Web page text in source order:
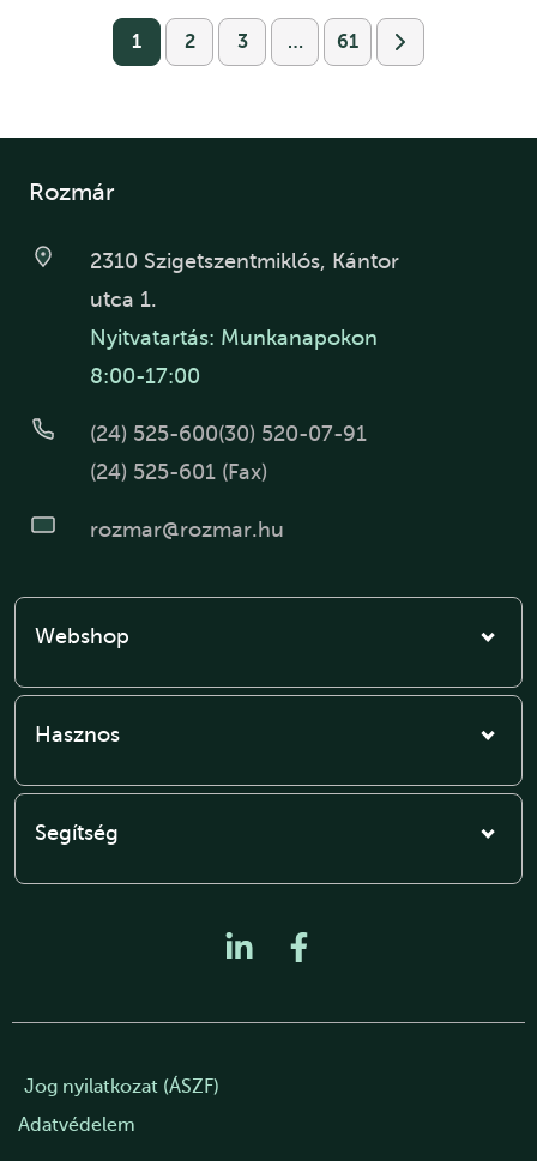
1 2 3 … 61
Rozmár
2310 Szigetszentmiklós, Kántor
utca 1.
Nyitvatartás: Munkanapokon
8:00-17:00
(24) 525-600(30) 520-07-91
(24) 525-601 (Fax)
rozmar@rozmar.hu
Webshop
Hasznos
Segítség
Jog nyilatkozat (ÁSZF)
Adatvédelem